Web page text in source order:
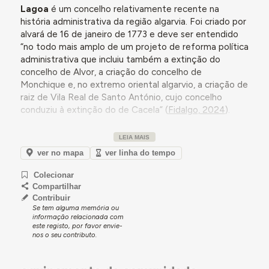
Lagoa é um concelho relativamente recente na
história administrativa da região algarvia. Foi criado por
alvará de 16 de janeiro de 1773 e deve ser entendido
“no todo mais amplo de um projeto de reforma política
administrativa que incluiu também a extinção do
concelho de Alvor, a criação do concelho de
Monchique e, no extremo oriental algarvio, a criação de
raiz de Vila Real de Santo António, cujo concelho
conduziu à extinção do de Cacela” (Fidalgo, 2024).
de área, os lugares que pertenceram a
Alvor, e que constituem parte das suas quatro
Carvoeiro; e Porches –, reorganizadas em 2013.
Lagoa, que se tornou sede de concelho estava “em
franco crescimento demográfico (…) encontrando-se
bastante à frente de localidades (…) como era o caso
de Albufeira, Loulé, Vila Nova de Portimão ou Castro
LEIA MAIS
ver no mapa ver linha do tempo
Colecionar
Compartilhar
Contribuir
Se tem alguma memória ou
informação relacionada com
este registo, por favor envie-
nos o seu contributo.